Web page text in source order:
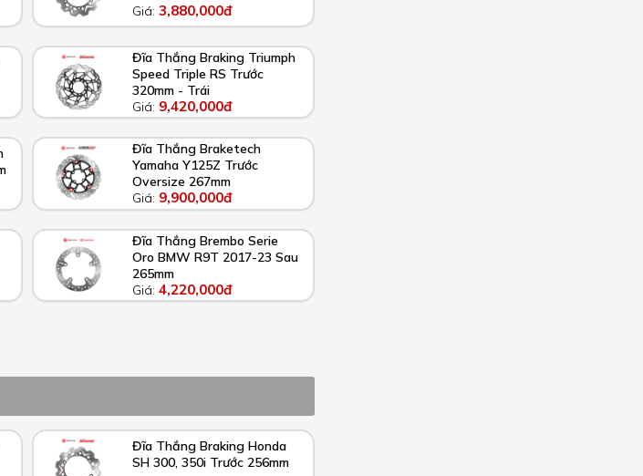
Giá:3,880,000đ
Đĩa Thắng Braking Triumph
Speed Triple RS Trước
320mm - Trái
Giá: 9,420,000đ
Đĩa Thắng Braketech
Yamaha Y125Z Trước
Oversize 267mm
Giá: 9,900,000đ
Đĩa Thắng Brembo Serie
Oro BMW R9T 2017-23 Sau
265mm
Giá:4,220,000đ
Đĩa Thắng Braking Honda
SH 300, 350i Trước 256mm